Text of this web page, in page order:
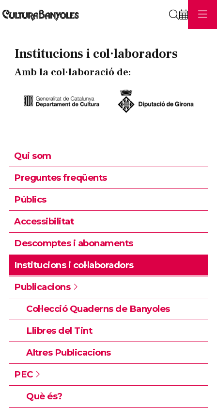
Institucions i col·laboradors
Amb la col·laboració de:
Qui som
Preguntes freqüents
Públics
Accessibilitat
Descomptes i abonaments
Institucions i col·laboradors
Publicacions
Col·lecció Quaderns de Banyoles
Llibres del Tint
Altres Publicacions
PEC
Què és?